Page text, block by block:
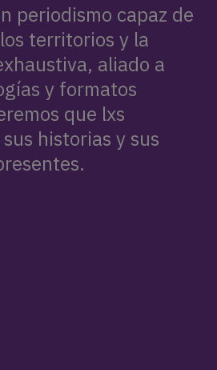
periodismo capaz de
territorios y la
aliado a
y formatos
que lxs
historias y sus